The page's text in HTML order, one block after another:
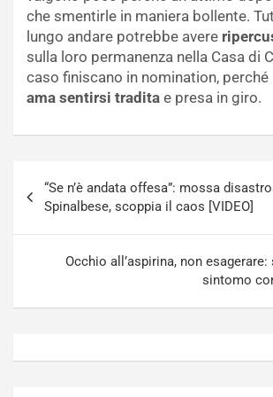
che smentirle in maniera bollente.
lungo andare potrebbe avere
sulla loro permanenza nella Casa di
caso finiscano in nomination, perché
ama sentirsi tradita e presa in giro.
articoli
“Se n’è andata offesa”: mossa
Spinalbese, scoppia il caos [VIDEO]
Occhio all’aspirina, non
sintomo